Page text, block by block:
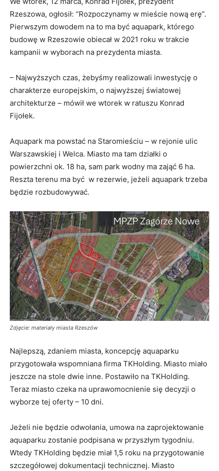
Rzeszowa, ogłosił: “Rozpoczynamy w mieście nową erę”.
Pierwszym dowodem na to ma być aquapark, którego
budowę w Rzeszowie obiecał w 2021 roku w trakcie
kampanii w wyborach na prezydenta miasta.
– Najwyższych czas, żebyśmy realizowali inwestycję o
charakterze europejskim, o najwyższej światowej
architekturze – mówił we wtorek w ratuszu Konrad
Fijołek.
Aquapark ma powstać na Staromieściu – w rejonie ulic
Warszawskiej i Welca. Miasto ma tam działki o
powierzchni ok. 18 ha, sam park wodny ma zająć 6 ha.
Reszta terenu ma być w rezerwie, jeżeli aquapark trzeba
będzie rozbudowywać.
Zdjęcie: materiały miasta Rzeszów
Najlepszą, zdaniem miasta, koncepcję aquaparku
przygotowała wspomniana firma TKHolding. Miasto miało
jeszcze na stole dwie inne. Postawiło na TKHolding.
Teraz miasto czeka na uprawomocnienie się decyzji o
wyborze tej oferty – 10 dni.
Jeżeli nie będzie odwołania, umowa na zaprojektowanie
aquaparku zostanie podpisana w przyszłym tygodniu.
Wtedy TKHolding będzie miał 1,5 roku na przygotowanie
szczegółowej dokumentacji technicznej. Miasto